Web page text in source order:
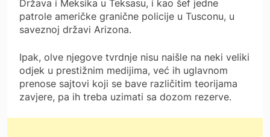
Država i Meksika u Teksasu, i kao šef jedne
patrole američke granične policije u Tusconu, u
saveznoj državi Arizona.
Ipak, olve njegove tvrdnje nisu naišle na neki veliki
odjek u prestižnim medijima, već ih uglavnom
prenose sajtovi koji se bave različitim teorijama
zavjere, pa ih treba uzimati sa dozom rezerve.